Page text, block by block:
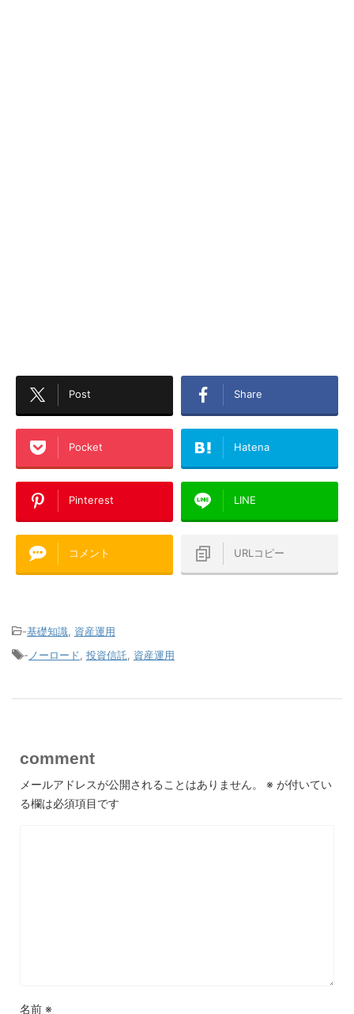
Post Share
Pocket Hatena
Pinterest LINE
コメント URLコピー
-基礎知識 資産運用
- ノーロード 投資信託 資産運用
comment
メールアドレスが公開されることはありません。 ※ が付いてい
る欄は必須項目です
名前 ※